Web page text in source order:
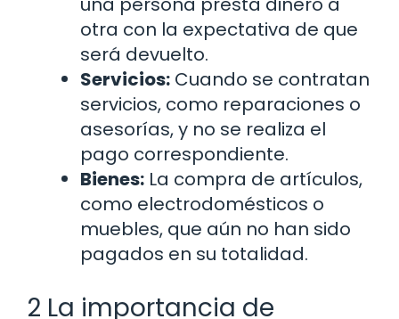
otra con la expectativa de que
será devuelto.
Servicios: Cuando se contratan
servicios, como reparaciones o
asesorías, y no se realiza el
pago correspondiente.
Bienes: La compra de artículos,
como electrodomésticos o
muebles, que aún no han sido
pagados en su totalidad.
2 La importancia de